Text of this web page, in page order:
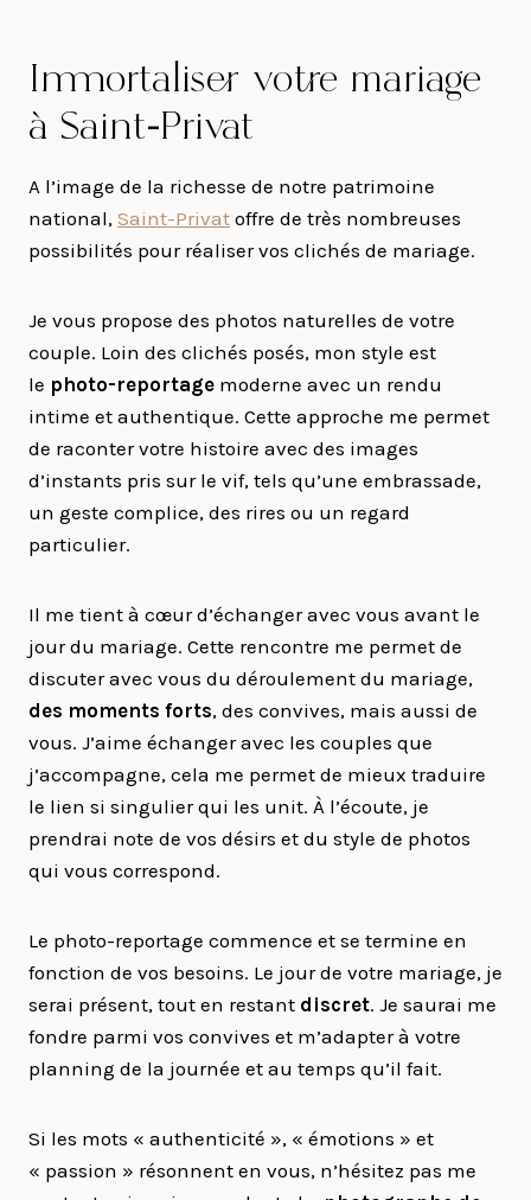
Immortaliser votre mariage
à Saint-Privat
A l’image de la richesse de notre patrimoine
national, Saint-Privat offre de très nombreuses
possibilités pour réaliser vos clichés de mariage.
Je vous propose des photos naturelles de votre
couple. Loin des clichés posés, mon style est
le photo-reportage moderne avec un rendu
intime et authentique. Cette approche me permet
de raconter votre histoire avec des images
d’instants pris sur le vif, tels qu’une embrassade,
un geste complice, des rires ou un regard
particulier.
Il me tient à cœur d’échanger avec vous avant le
jour du mariage. Cette rencontre me permet de
discuter avec vous du déroulement du mariage,
des moments forts, des convives, mais aussi de
vous. J’aime échanger avec les couples que
j’accompagne, cela me permet de mieux traduire
le lien si singulier qui les unit. À l’écoute, je
prendrai note de vos désirs et du style de photos
qui vous correspond.
Le photo-reportage commence et se termine en
fonction de vos besoins. Le jour de votre mariage, je
serai présent, tout en restant discret. Je saurai me
fondre parmi vos convives et m’adapter à votre
planning de la journée et au temps qu’il fait.
Si les mots « authenticité », « émotions » et
« passion » résonnent en vous, n’hésitez pas me